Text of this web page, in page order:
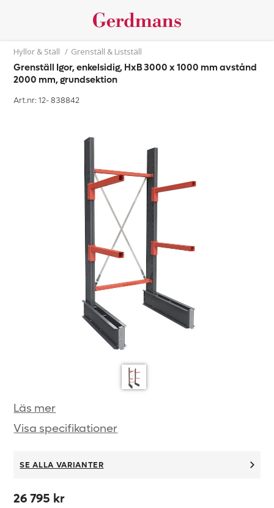
Hyllor & Ställ / Grenställ & Listställ
Grenställ Igor, enkelsidig, HxB 3000 x 1000 mm avstånd
2000 mm, grundsektion
Art.nr: 12-838842
Läs mer
Visa specifikationer
SE ALLA VARIANTER
26 795 kr